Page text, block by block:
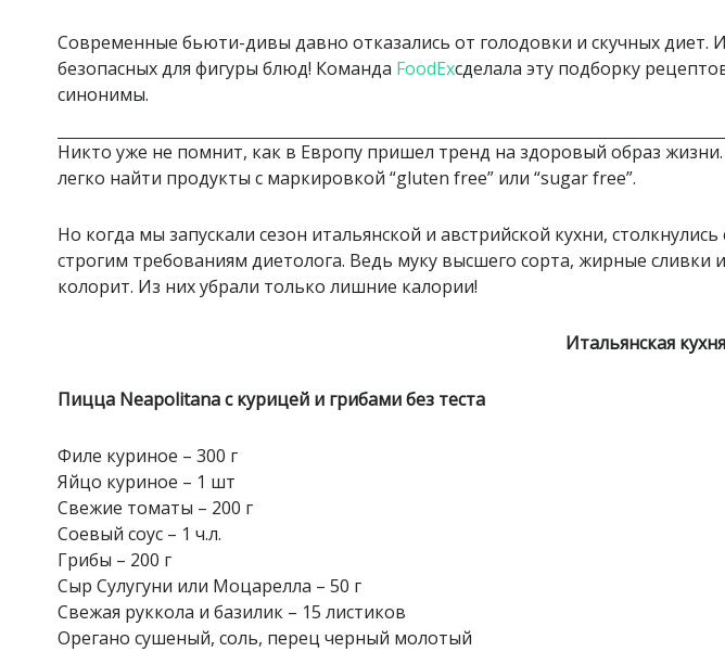
Современные бьюти-дивы давно отказались от голодовки и скучных диет.
безопасных для фигуры блюд! Команда FoodExсделала эту подборку
синонимы.
Никто уже не помнит, как в Европу пришел тренд на здоровый образ
легко найти продукты с маркировкой “gluten free” или “sugar free”.
Но когда мы запускали сезон итальянской и австрийской кухни,
строгим требованиям диетолога. Ведь муку высшего сорта, жирные
колорит. Из них убрали только лишние калории!
Итальянская
Пицца Neapolitana с курицей и грибами без теста
Филе куриное – 300 г
Яйцо куриное – 1 шт
Свежие томаты – 200 г
Соевый соус – 1 ч.л.
Грибы – 200 г
Сыр Сулугуни или Моцарелла – 50 г
Свежая руккола и базилик – 15 листиков
Орегано сушеный, соль, перец черный молотый